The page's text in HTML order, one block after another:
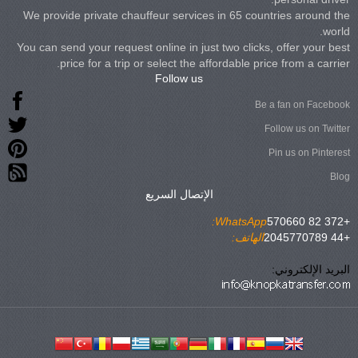
We provide private chauffeur services in 65 countries around the
world.
You can send your request online in just two clicks, offer your best
price for a trip or select the affordable price from a carrier.
Follow us
Be a fan on Facebook
Follow us on Twitter
Pin us on Pinterest
Blog
الإتصال السريع
WhatsApp:
+372 82 570660
الهاتف:
+44 2045770789
البريد الإلكتروني: